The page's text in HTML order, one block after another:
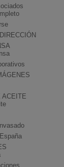
ACEITE